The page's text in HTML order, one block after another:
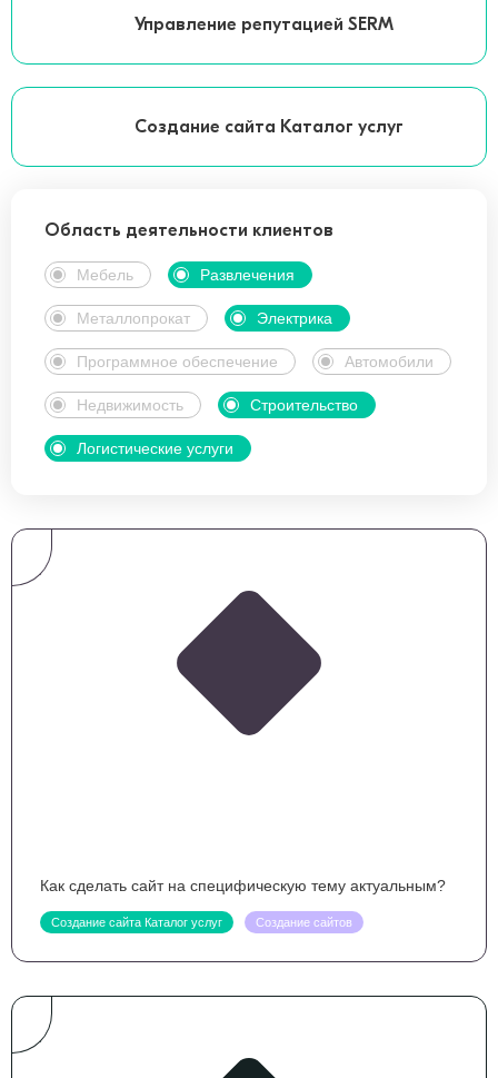
Управление репутацией SERM
Создание сайта Каталог услуг
Область деятельности клиентов
Мебель Развлечения
Металлопрокат Электрика
Программное обеспечение Автомобили
Недвижимость Строительство
Логистические услуги
Как сделать сайт на специфическую тему актуальным?
Создание сайта Каталог услуг Создание сайтов